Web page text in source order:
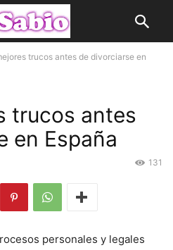
trucos antes de divorciarse en
trucos antes
en España
131
personales y legales